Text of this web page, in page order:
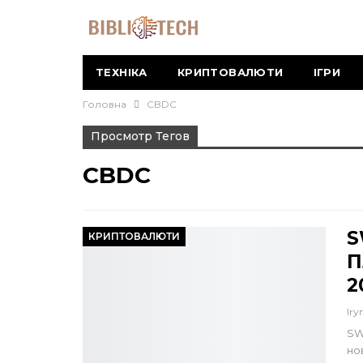
ТЕХНІКА КРИПТОВАЛЮТИ ІГРИ
Головна CBDC
Просмотр Тегов
CBDC
КРИПТОВАЛЮТИ